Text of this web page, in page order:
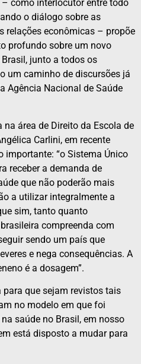
como interlocutor entre todo
o diálogo sobre as
relações econômicas – propõe
profundo sobre um novo
junto a todos os
um caminho de discursões já
Agência Nacional de Saúde
área de Direito da Escola de
Carlini, em recente
importante: “o Sistema Único
receber a demanda de
que não poderão mais
a utilizar integralmente a
sim, tanto quanto
compreenda com
sendo um país que
e nega consequências. A
é a dosagem”.
que sejam revistos tais
no modelo em que foi
saúde no Brasil, em nosso
está disposto a mudar para